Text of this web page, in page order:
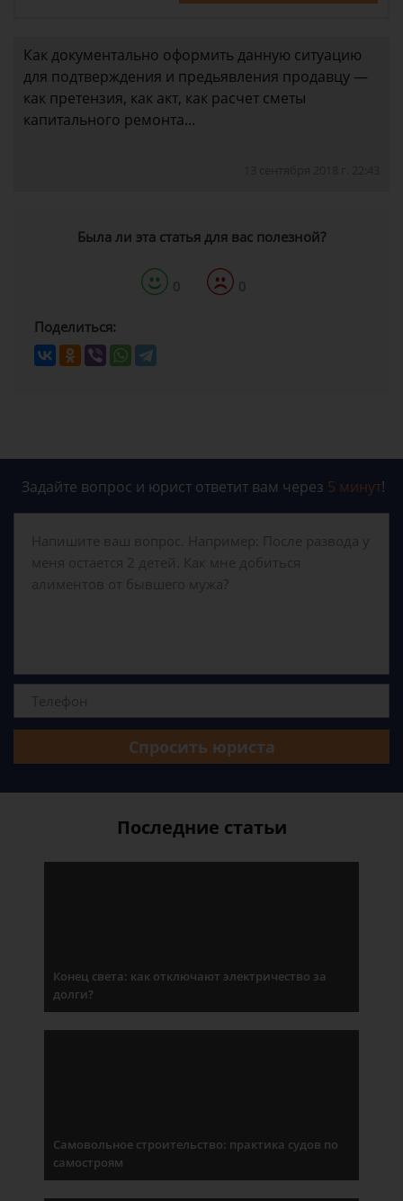
Как документально оформить данную ситуацию
для подтверждения и предьявления продавцу —
как претензия, как акт, как расчет сметы
капитального ремонта...
Была ли эта статья для вас полезной?
0 0
Поделиться:
Задайте вопрос и юрист ответит вам через 5 минут!
Спросить юриста
Последние статьи
Конец света: как отключают электричество за
долги?
Самовольное строительство: практика судов по
самостроям